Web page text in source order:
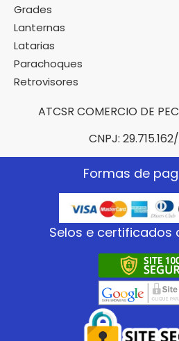
Grades
Lanternas
Latarias
Parachoques
Retrovisores
ATCSR COMERCIO DE
CNPJ:
Formas de
Selos e certificados